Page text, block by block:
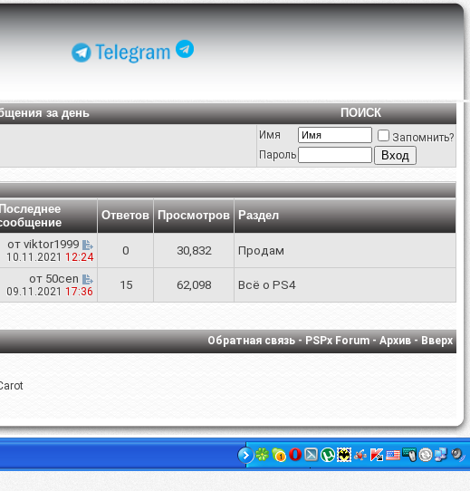
за день
ПОИСК
Имя
Запомнить?
Пароль
Ответов Просмотров Раздел
от viktor1999
10.11.2021 12:24 0 30,832 Продам
от 50cen
09.11.2021 17:36 15 62,098 Всё о PS4
Обратная связь-PSPx Forum-Архив-Вверх